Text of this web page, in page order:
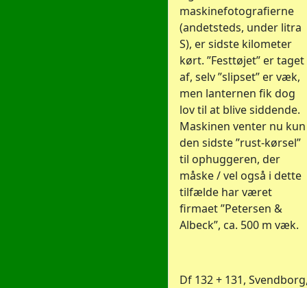
maskinefotografierne
(andetsteds, under litra
S), er sidste kilometer
kørt. ”Festtøjet” er taget
af, selv ”slipset” er væk,
men lanternen fik dog
lov til at blive siddende.
Maskinen venter nu kun
den sidste ”rust-kørsel”
til ophuggeren, der
måske / vel også i dette
tilfælde har været
firmaet ”Petersen &
Albeck”, ca. 500 m væk.
Df 132 + 131,